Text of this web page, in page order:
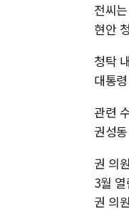
전씨
현안
청탁
대통
관련
권성
권 의
3월
권 의